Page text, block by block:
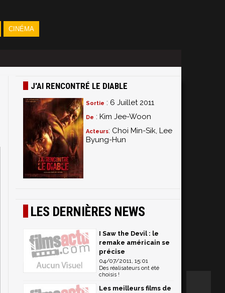
CINÉMA
J'AI RENCONTRÉ LE DIABLE
Sortie : 6 Juillet 2011
De : Kim Jee-Woon
Acteurs: Choi Min-Sik, Lee
Byung-Hun
LES DERNIÈRES NEWS
I Saw the Devil : le
remake américain se
précise
04/07/2011, 15:01
Des réalisateurs ont été
choisis !
Les meilleurs films de